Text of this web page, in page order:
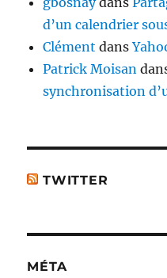
d’un calendrier
Clément dans
Patrick Moisan
synchronisation
TWITTER
MÉTA